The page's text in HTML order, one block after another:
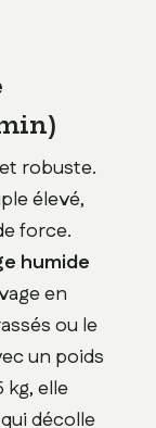
robuste.
élevé,
force.
humide
en
ou le
un poids
kg, elle
décolle